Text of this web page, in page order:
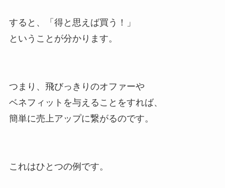
すると、「得と思えば買う！」
ということが分かります。
つまり、 飛びっきりのオファーや
ベネフィットを与えることをすれば、
簡単に売上アップに繋がるのです。
これはひとつの例です。